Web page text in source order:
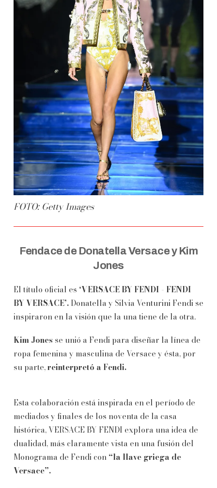
FOTO: Getty Images
Fendace de Donatella Versace y Kim
Jones
El título oficial es ‘VERSACE BY FENDI - FENDI
BY VERSACE’. Donatella y Silvia Venturini Fendi se
inspiraron en la visión que la una tiene de la otra.
Kim Jones se unió a Fendi para diseñar la línea de
ropa femenina y masculina de Versace y ésta, por
su parte,reinterpretó a Fendi.
Esta colaboración está inspirada en el período de
mediados y finales de los noventa de la casa
histórica, VERSACE BY FENDI explora una idea de
dualidad, más claramente vista en una fusión del
Monograma de Fendi con “la llave griega de
Versace”.